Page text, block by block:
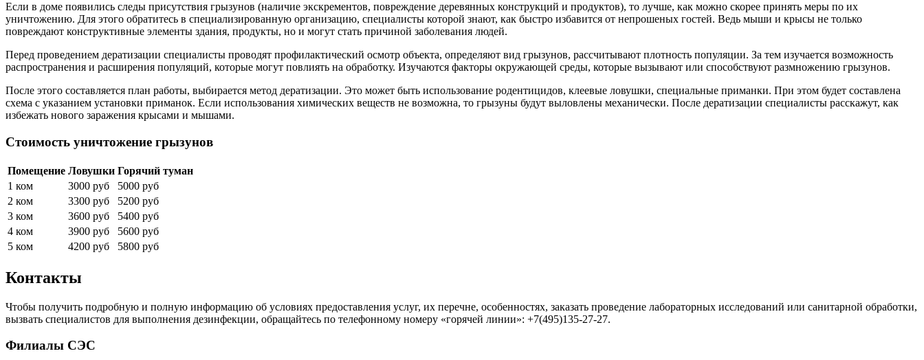
Если в доме появились следы присутствия грызунов (наличие экскрементов, повреждение деревянных конструкций и продуктов), то лучше, как можно скорее принять меры по их
уничтожению. Для этого обратитесь в специализированную организацию, специалисты которой знают, как быстро избавится от непрошеных гостей. Ведь мыши и крысы не только
повреждают конструктивные элементы здания, продукты, но и могут стать причиной заболевания людей.
Перед проведением дератизации специалисты проводят профилактический осмотр объекта, определяют вид грызунов, рассчитывают плотность популяции. За тем изучается возможность
распространения и расширения популяций, которые могут повлиять на обработку. Изучаются факторы окружающей среды, которые вызывают или способствуют размножению грызунов.
После этого составляется план работы, выбирается метод дератизации. Это может быть использование родентицидов, клеевые ловушки, специальные приманки. При этом будет составлена
схема с указанием установки приманок. Если использования химических веществ не возможна, то грызуны будут выловлены механически. После дератизации специалисты расскажут, как
избежать нового заражения крысами и мышами.
Стоимость уничтожение грызунов
Помещение Ловушки Горячий туман
1 ком
3000 руб
5000 руб
2 ком
3300 руб
5200 руб
3 ком
3600 руб
5400 руб
4 ком
3900 руб
5600 руб
5 ком
4200 руб 5800 руб
Контакты
Чтобы получить подробную и полную информацию об условиях предоставления услуг, их перечне, особенностях, заказать проведение лабораторных исследований или санитарной обработки,
вызвать специалистов для выполнения дезинфекции, обращайтесь по телефонному номеру «горячей линии»: +7(495)135-27-27.
Филиалы СЭС